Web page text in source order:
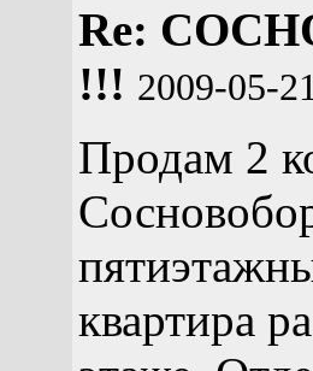
Re:
!!! 2009-05-
Продам 2
квартира